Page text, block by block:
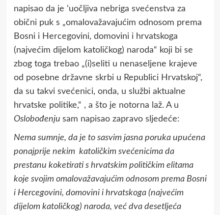
napisao da je ‘uočljiva nebriga svećenstva za
obični puk s „omalovažavajućim odnosom prema
Bosni i Hercegovini, domovini i hrvatskoga
(najvećim dijelom katoličkog) naroda“ koji bi se
zbog toga trebao „(i)seliti u nenaseljene krajeve
od posebne državne skrbi u Republici Hrvatskoj“,
da su takvi svećenici, onda, u službi aktualne
hrvatske politike,“ , a što je notorna laž. A u
Oslobođenju sam napisao zapravo sljedeće:
Nema sumnje, da je to sasvim jasna poruka upućena
ponajprije nekim katoličkim svećenicima da
prestanu koketirati s hrvatskim političkim elitama
koje svojim omalovažavajućim odnosom prema Bosni
i Hercegovini, domovini i hrvatskoga (najvećim
dijelom katoličkog) naroda, već dva desetljeća